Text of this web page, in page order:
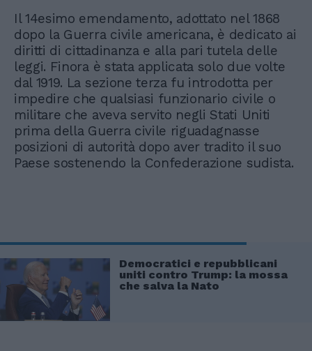
Il 14esimo emendamento, adottato nel 1868
dopo la Guerra civile americana, è dedicato ai
diritti di cittadinanza e alla pari tutela delle
leggi. Finora è stata applicata solo due volte
dal 1919. La sezione terza fu introdotta per
impedire che qualsiasi funzionario civile o
militare che aveva servito negli Stati Uniti
prima della Guerra civile riguadagnasse
posizioni di autorità dopo aver tradito il suo
Paese sostenendo la Confederazione sudista.
Democratici e repubblicani
uniti contro Trump: la mossa
che salva la Nato